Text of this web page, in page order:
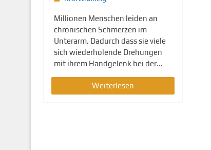
Millionen Menschen leiden an
chronischen Schmerzen im
Unterarm. Dadurch dass sie viele
sich wiederholende Drehungen
mit ihrem Handgelenk bei der...
Weiterlesen